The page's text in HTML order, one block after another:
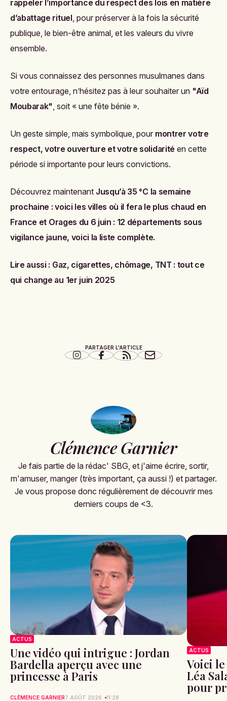
rappeler l’importance du respect des lois en matière
d’abattage rituel , pour préserver à la fois la sécurité
publique, le bien-être animal, et les valeurs du vivre
ensemble.
Si vous connaissez des personnes musulmanes dans
votre entourage, n’hésitez pas à leur souhaiter un "Aïd
Moubarak" , soit « une fête bénie ».
Un geste simple, mais symbolique, pour montrer votre
respect, votre ouverture et votre solidarité en cette
période si importante pour leurs convictions.
Découvrez maintenant Jusqu’à 35 °C la semaine
prochaine : voici les villes où il fera le plus chaud en
France et Orages du 6 juin : 12 départements sous
vigilance jaune, voici la liste complète.
Lire aussi : Gaz, cigarettes, chômage, TNT : tout ce
qui change au 1er juin 2025
PARTAGER L'ARTICLE
Clémence Garnier
Je fais partie de la rédac' SBG, et j'aime écrire, sortir,
m'amuser, manger (très important, ça aussi !) et partager.
Je vous propose donc régulièrement de découvrir mes
derniers coups de <3.
ACTUS
Une vidéo qui intrigue : Jordan
Bardella aperçu avec une
princesse à Paris
CLÉMENCE GARNIER7 AOÛT 2026 11:28
ACTUS
Voici
Léa
pour